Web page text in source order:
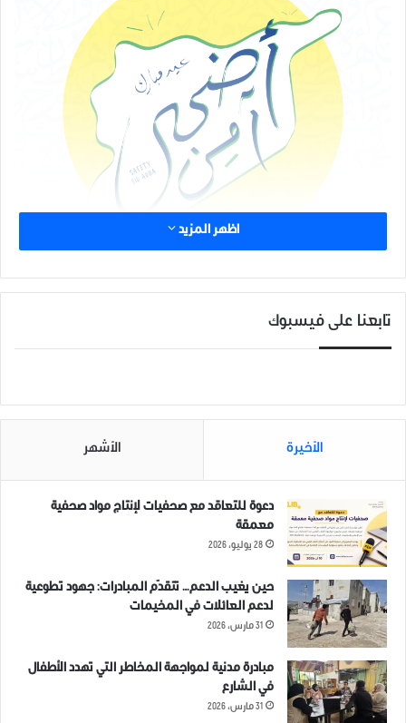
مرتبط
عيد الفطر المبارك
4 يونيو، 2019
في "صور عامة"
فريق إدلب بلس يتمنى لكم
صياماً مباركاً، وفرجاً قريباً
اظهر المزيد
تابعنا على فيسبوك
الأخيرة الأشهر
دعوة للتعاقد مع صحفيات لإنتاج مواد صحفية
معمقة
28 يوليو، 2026
حين يغيب الدعم… تتقدّم المبادرات: جهود تطوعية
لدعم العائلات في المخيمات
31 مارس، 2026
مبادرة مدنية لمواجهة المخاطر التي تهدد الأطفال
في الشارع
31 مارس، 2026